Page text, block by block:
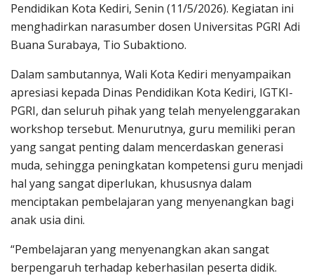
Pendidikan Kota Kediri, Senin (11/5/2026). Kegiatan ini
menghadirkan narasumber dosen Universitas PGRI Adi
Buana Surabaya, Tio Subaktiono.
Dalam sambutannya, Wali Kota Kediri menyampaikan
apresiasi kepada Dinas Pendidikan Kota Kediri, IGTKI-
PGRI, dan seluruh pihak yang telah menyelenggarakan
workshop tersebut. Menurutnya, guru memiliki peran
yang sangat penting dalam mencerdaskan generasi
muda, sehingga peningkatan kompetensi guru menjadi
hal yang sangat diperlukan, khususnya dalam
menciptakan pembelajaran yang menyenangkan bagi
anak usia dini.
“Pembelajaran yang menyenangkan akan sangat
berpengaruh terhadap keberhasilan peserta didik.